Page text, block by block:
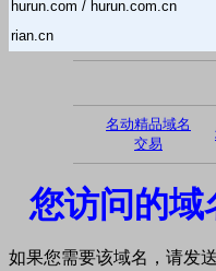
hurun.com / hurun.com.cn
rian.cn
名动精品域名
交易
您访问的域
如果您需要该域名，请发送